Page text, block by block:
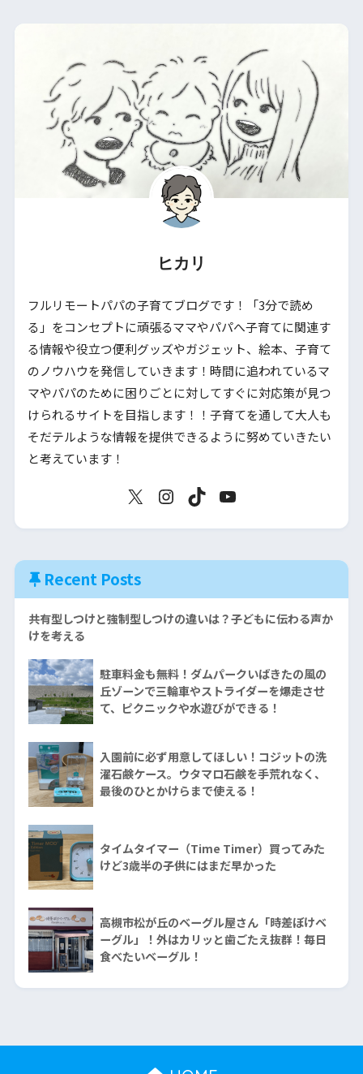
ヒカリ
フルリモートパパの子育てブログです！「3分で読め
る」をコンセプトに頑張るママやパパへ子育てに関連す
る情報や役立つ便利グッズやガジェット、絵本、子育て
のノウハウを発信していきます！時間に追われているマ
マやパパのために困りごとに対してすぐに対応策が見つ
けられるサイトを目指します！！子育てを通して大人も
そだテルような情報を提供できるように努めていきたい
と考えています！
Recent Posts
共有型しつけと強制型しつけの違いは？子どもに伝わる声か
けを考える
駐車料金も無料！ダムパークいばきたの風の
丘ゾーンで三輪車やストライダーを爆走させ
て、ピクニックや水遊びができる！
入園前に必ず用意してほしい！コジットの洗
濯石鹸ケース。ウタマロ石鹸を手荒れなく、
最後のひとかけらまで使える！
タイムタイマー（Time Timer）買ってみた
けど3歳半の子供にはまだ早かった
高槻市松が丘のベーグル屋さん「時差ぼけベ
ーグル」！外はカリッと歯ごたえ抜群！毎日
食べたいベーグル！